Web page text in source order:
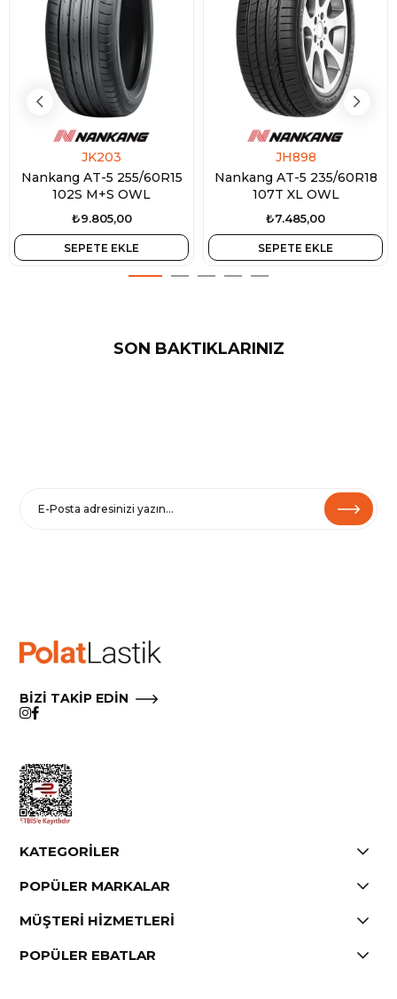
JK203
Nankang AT-5 255/60R15
102S M+S OWL
₺9.805,00
SEPETE EKLE
JH898
Nankang AT-5 235/60R18
107T XL OWL
₺7.485,00
SEPETE EKLE
SON BAKTIKLARINIZ
BİZİ TAKİP EDİN
KATEGORİLER
POPÜLER MARKALAR
MÜŞTERİ HİZMETLERİ
POPÜLER EBATLAR